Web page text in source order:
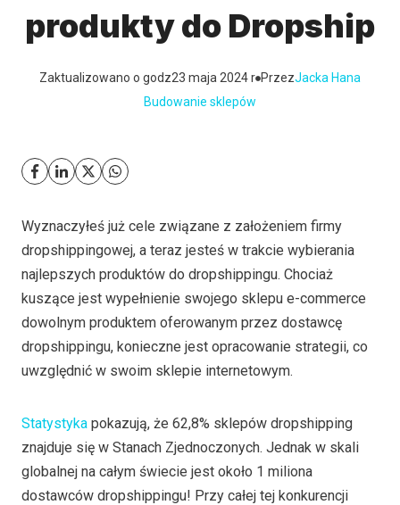
produkty do Dropship
Zaktualizowano o godz23 maja 2024 r PrzezJacka Hana
Budowanie sklepów
Wyznaczyłeś już cele związane z założeniem firmy
dropshippingowej, a teraz jesteś w trakcie wybierania
najlepszych produktów do dropshippingu. Chociaż
kuszące jest wypełnienie swojego sklepu e-commerce
dowolnym produktem oferowanym przez dostawcę
dropshippingu, konieczne jest opracowanie strategii, co
uwzględnić w swoim sklepie internetowym.
Statystyka pokazują, że 62,8% sklepów dropshipping
znajduje się w Stanach Zjednoczonych. Jednak w skali
globalnej na całym świecie jest około 1 miliona
dostawców dropshippingu! Przy całej tej konkurencji